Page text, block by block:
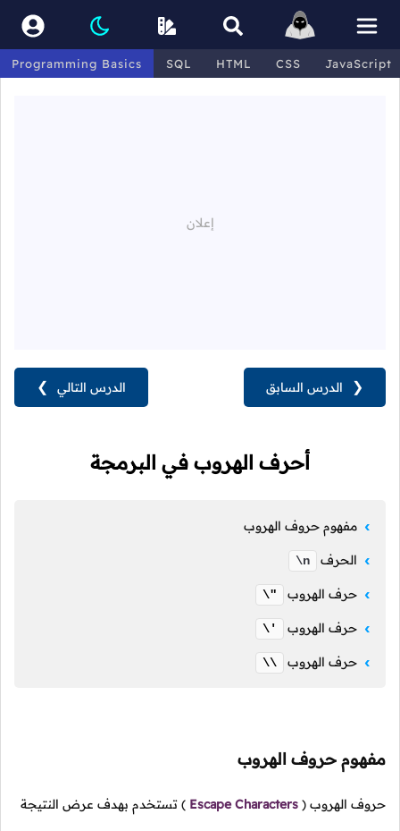
Programming Basics SQL HTML CSS JavaScript
الدرس التالي ❯ ❮ الدرس السابق
أحرف الهروب في البرمجة
مفهوم حروف الهروب
الحرف \n
حرف الهروب \"
حرف الهروب \'
حرف الهروب \\
مفهوم حروف الهروب
حروف الهروب (
Escape Characters
) تستخدم بهدف عرض النتيجة